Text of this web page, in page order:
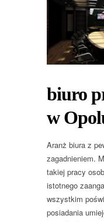
biuro
w
Aranż biura z
zagadnieniem.
takiej pracy
istotnego
wszystkim
posiadania